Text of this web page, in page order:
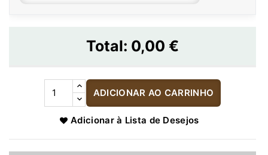
Total: 0,00 €
ADICIONAR AO CARRINHO
Adicionar à Lista de Desejos